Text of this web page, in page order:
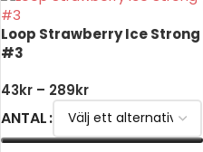
Loop Strawberry Ice Strong
#3
43kr – 289kr
ANTAL